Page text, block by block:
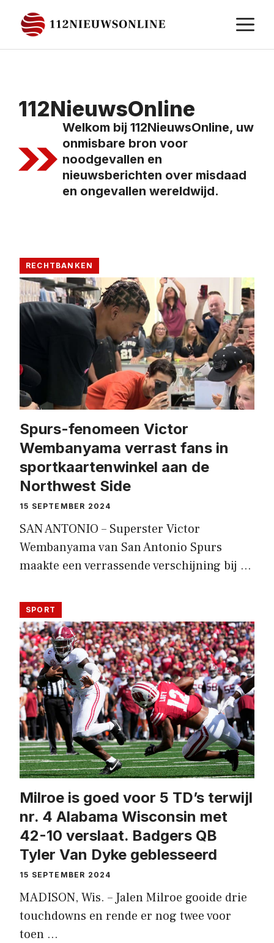
naar
de
112NieuwsOnline
Welkom bij 112NieuwsOnline, uw
onmisbare bron voor
noodgevallen en
nieuwsberichten over misdaad
en ongevallen wereldwijd.
RECHTBANKEN
Spurs-fenomeen Victor
Wembanyama verrast fans in
sportkaartenwinkel aan de
Northwest Side
15 SEPTEMBER 2024
SAN ANTONIO – Superster Victor
Wembanyama van San Antonio Spurs
maakte een verrassende verschijning bij …
SPORT
Milroe is goed voor 5 TD’s terwijl
nr. 4 Alabama Wisconsin met
42-10 verslaat. Badgers QB
Tyler Van Dyke geblesseerd
15 SEPTEMBER 2024
MADISON, Wis. – Jalen Milroe gooide drie
touchdowns en rende er nog twee voor
toen …